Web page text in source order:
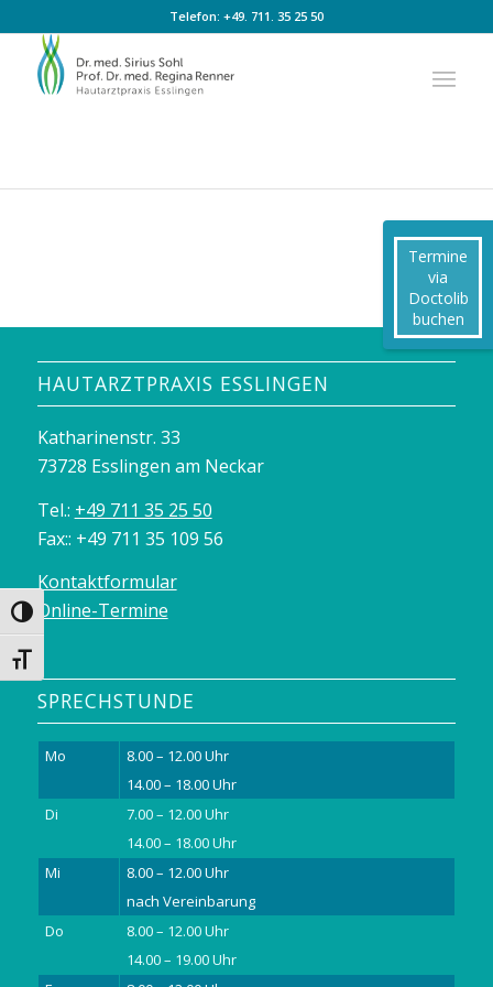
Inhalt
springen
Navigation
springen
Umschalten auf hohe Kontraste
Schrift vergrößern
Telefon: +49. 711. 35 25 50
Termine
via
Doctolib
buchen
HAUTARZTPRAXIS ESSLINGEN
Katharinenstr. 33
73728 Esslingen am Neckar
Tel.: +49 711 35 25 50
Fax:: +49 711 35 109 56
Kontaktformular
Online-Termine
SPRECHSTUNDE
Mo
8.00 – 12.00 Uhr
14.00 – 18.00 Uhr
Di
7.00 – 12.00 Uhr
14.00 – 18.00 Uhr
Mi
8.00 – 12.00 Uhr
nach Vereinbarung
Do
8.00 – 12.00 Uhr
14.00 – 19.00 Uhr